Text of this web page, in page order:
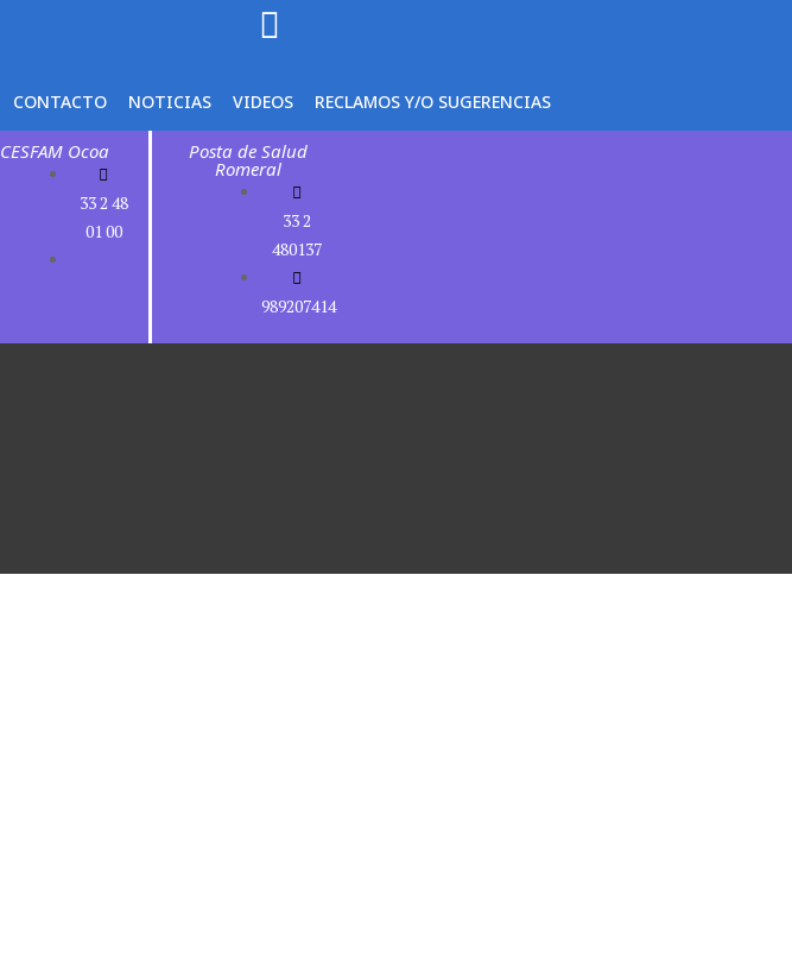
CONTACTO NOTICIAS VIDEOS RECLAMOS Y/O SUGERENCIAS
CESFAM Ocoa
33 2 48
01 00
Posta de Salud
Romeral
33 2
480137
989207414